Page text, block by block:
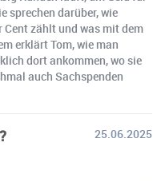
sprechen darüber, wie
Cent zählt und was mit dem
erklärt Tom, wie man
dort ankommen, wo sie
auch Sachspenden
25.06.2025